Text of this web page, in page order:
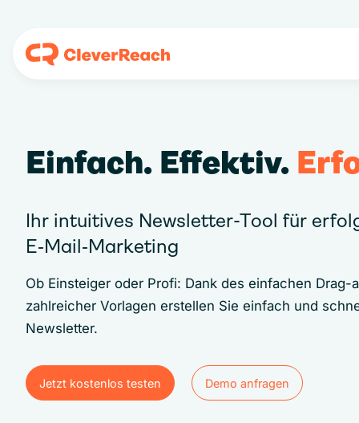
Einfach. Effektiv.
Ihr intuitives Newsletter-Tool für
E‑Mail‑Marketing
Ob Einsteiger oder Profi: Dank des einfachen Drag-
zahlreicher Vorlagen erstellen Sie einfach und
Newsletter.
Jetzt kostenlos testen
Jetzt kostenlos testen
Demo anfragen
Demo anfragen